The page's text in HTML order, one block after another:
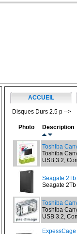
ACCUEIL
Disques Durs 2.5 p -->
Photo Description
Toshiba
Toshiba
USB 3.2,
Seagate
Seagate 2Tb
Toshiba
Toshiba
USB 3.2,